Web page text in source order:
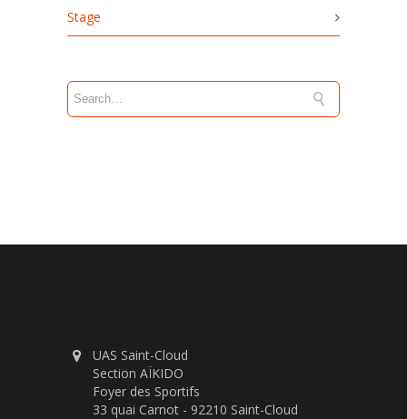
Stage
UAS Saint-Cloud
Section AÏKIDO
Foyer des Sportifs
33 quai Carnot - 92210 Saint-Cloud